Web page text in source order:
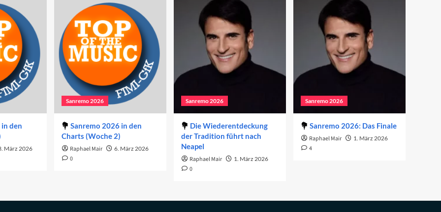
den
März 2026
Sanremo 2026
Sanremo 2026 in den
Charts (Woche 2)
Raphael Mair 6. März 2026
0
Sanremo 2026
Die Wiederentdeckung
der Tradition führt nach
Neapel
Raphael Mair 1. März 2026
0
Sanremo 2026
Sanremo 2026: Das Finale
Raphael Mair 1. März 2026
4